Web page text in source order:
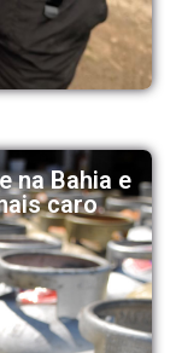
na Bahia e
caro